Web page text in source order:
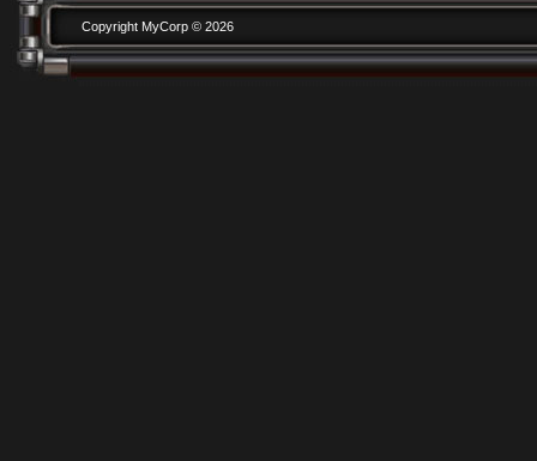
Copyright MyCorp © 2026